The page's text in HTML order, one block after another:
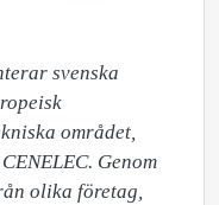
svenska
området,
Genom
olika företag,